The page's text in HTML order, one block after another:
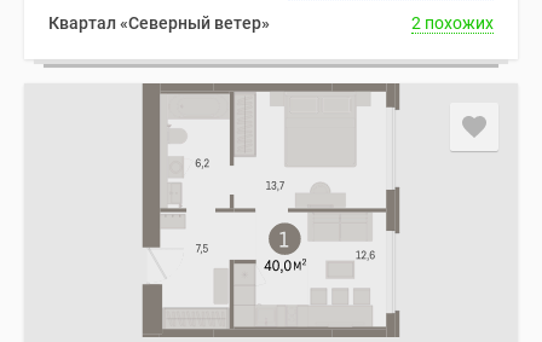
Квартал «Северный ветер»
2 похожих